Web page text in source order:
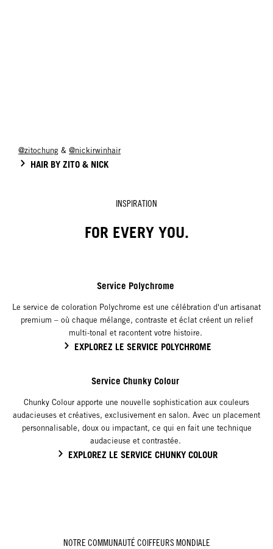
@zitochung & @nickirwinhair
HAIR BY ZITO & NICK
INSPIRATION
FOR EVERY YOU.
Service Polychrome
Le service de coloration Polychrome est une célébration d'un artisanat
premium – où chaque mélange, contraste et éclat créent un relief
multi-tonal et racontent votre histoire.
EXPLOREZ LE SERVICE POLYCHROME
Service Chunky Colour
Chunky Colour apporte une nouvelle sophistication aux couleurs
audacieuses et créatives, exclusivement en salon. Avec un placement
personnalisable, doux ou impactant, ce qui en fait une technique
audacieuse et contrastée.
EXPLOREZ LE SERVICE CHUNKY COLOUR
NOTRE COMMUNAUTÉ COIFFEURS MONDIALE